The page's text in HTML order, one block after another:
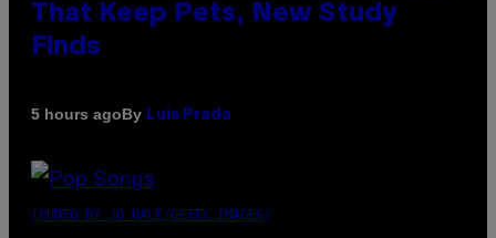
That Keep Pets, New Study
Finds
5 hours agoBy Luis Prada
(PHOTO BY JO HALE/GETTY IMAGES)